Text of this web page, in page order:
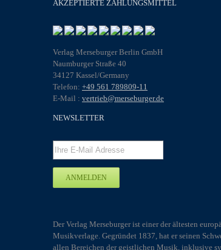
AKZEPTIERTE ZAHLUNGSMITTEL
Verlag Merseburger Berlin GmbH
Naumburger Straße 40
34127 Kassel/Germany
Telefon: +49 561 789809-11
E-Mail : vertrieb@merseburger.de
NEWSLETTER
Der Verlag Merseburger ist einer der ältesten
Musikverlage. Gegründet 1837, hat er seinen
allen Bereichen der geistlichen Musik, inklusive